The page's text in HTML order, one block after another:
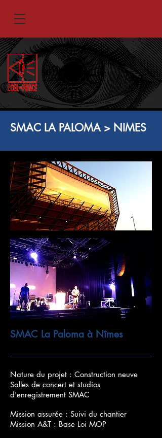
SMAC LA PALOMA > NIMES
SMAC La Paloma à Nîmes
Nature du projet : Construction neuve
Salles de concert et studios
d'enregistrement SMAC
Mission assurée : Suivi du chantier
Mission A&T : Base Loi MOP